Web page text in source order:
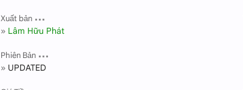
Xuất bản
Lâm Hữu Phát
Phiên Bản
UPDATED